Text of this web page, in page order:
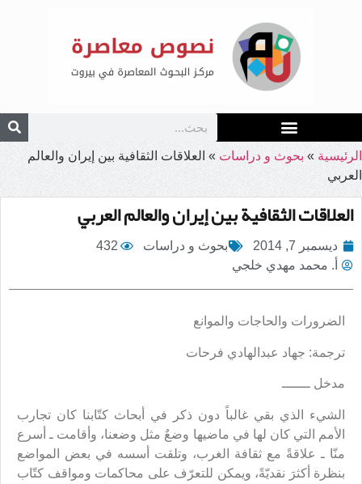
الرئيسية » بحوث و دراسات » العلاقات الثقافية بين إيران والعالم
العربي
العلاقات الثقافية بين إيران والعالم العربي
ديسمبر 7, 2014 بحوث و دراسات
432
أ. محمد مهدي خلجي
الضرورات والحاجات والموانع
ترجمة: جهاد عبدالهادي فرحات
مدخل ـــــــ
الشيء الذي بقي غالباً دون ذكر في أبحاث كتّابنا كان تجارب
الأمم التي كان لها في ماضيها وضعٌ مثل وضعنا، وأقامت ـ أسرع
منّا ـ علاقةً مع ثقافة الغرب، وتلقت أسسه في بعض المواضع
بنظرة أكثرَ نقديّةً، ويمكن للتعرّف على محاكمات ومواقف كتّاب